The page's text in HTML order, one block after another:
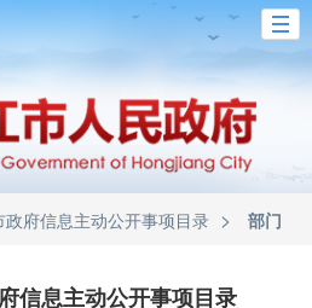
政府信息主动公开事项目录 > 部门
信息主动公开事项目录